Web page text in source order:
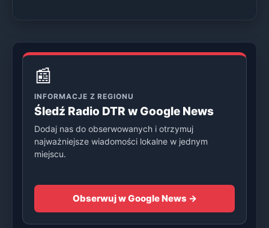
📰
INFORMACJE Z REGIONU
Śledź Radio DTR w Google News
Dodaj nas do obserwowanych i otrzymuj
najważniejsze wiadomości lokalne w jednym
miejscu.
Obserwuj w Google News →